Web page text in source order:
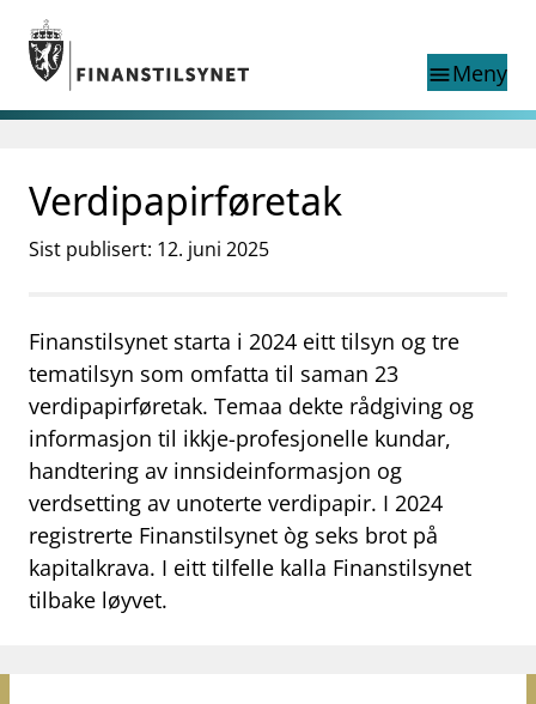
Gå til hovedinnhold
Gå til søkesiden
menuMeny
nettstedet
language
English
English
Tilsyn
Tema
supervisor_accountForbrukerinformasjon
businessOm Finanstilsynet
mail_outlineKontakt oss
work_outlineJobb hos oss
dashboardInformasjon for investorer
Verdipapirføretak
Sist publisert: 12. juni 2025
Finanstilsynet starta i 2024 eitt tilsyn og tre
tematilsyn som omfatta til saman 23
verdipapirføretak. Temaa dekte rådgiving og
informasjon til ikkje-profesjonelle kundar,
handtering av innsideinformasjon og
verdsetting av unoterte verdipapir. I 2024
registrerte Finanstilsynet òg seks brot på
kapitalkrava. I eitt tilfelle kalla Finanstilsynet
tilbake løyvet.